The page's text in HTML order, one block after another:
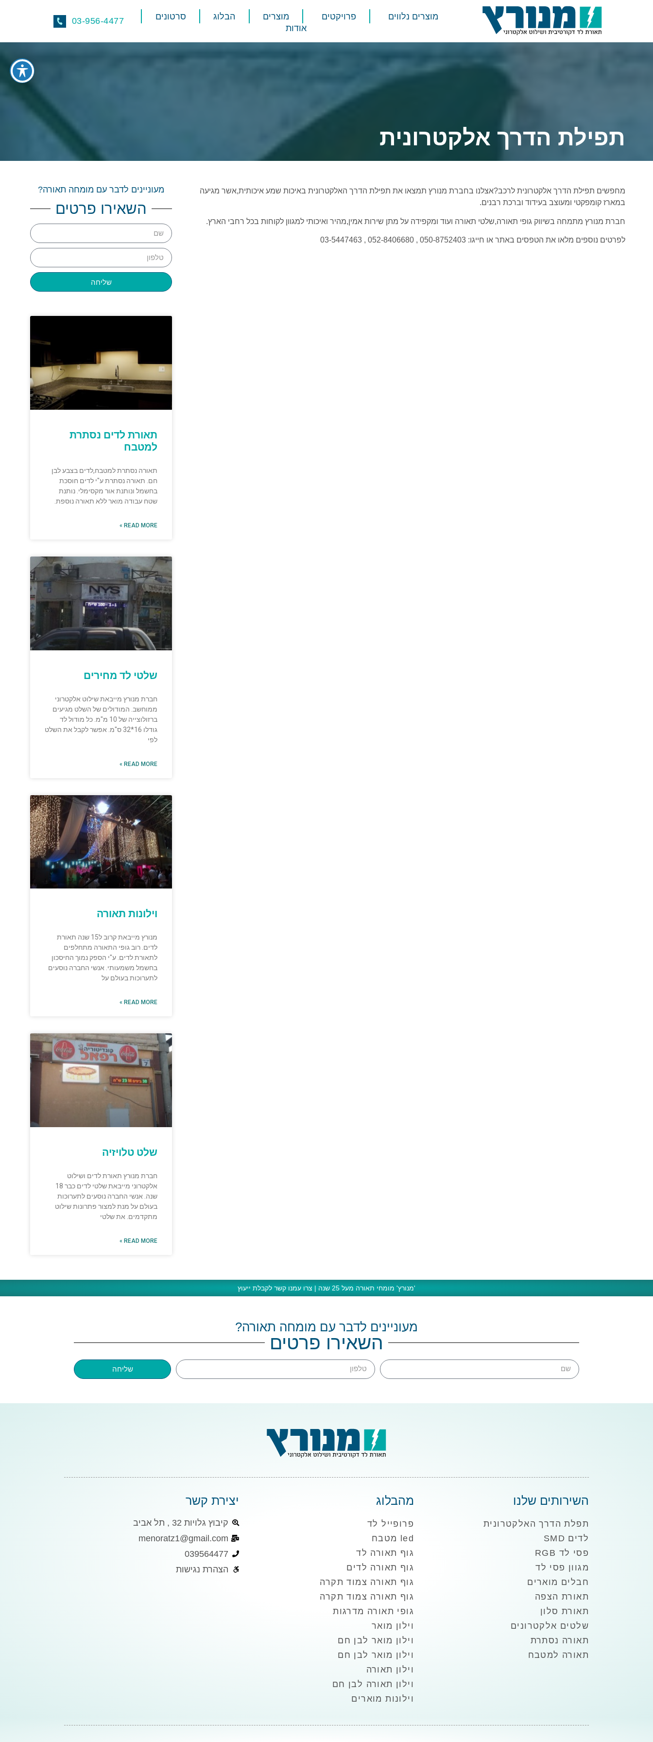
מוצרים נלווים פרויקטים מוצרים הבלוג
סרטונים
אודות
03-956-4477
תפילת הדרך אלקטרונית
מחפשים תפילת הדרך אלקטרונית לרכב?אצלנו בחברת מנורץ תמצאו את תפילת הדרך האלקטרונית באיכות שמע איכותית,אשר מגיעה
במארז קומפקטי ומעוצב בעידוד וברכת רבנים.
חברת מנורץ מתמחה בשיווק גופי תאורה,שלטי תאורה ועוד ומקפידה על מתן שירות אמין,מהיר ואיכותי למגוון לקוחות בכל רחבי הארץ.
לפרטים נוספים מלאו את הטפסים באתר או חייגו: 050-8752403 , 052-8406680 , 03-5447463
מעוניינים לדבר עם מומחה תאורה?
השאירו פרטים
שליחה
תאורת לדים נסתרת
למטבח
תאורה נסתרת למטבח,לדים בצבע לבן
חם. תאורה נסתרת ע"י לדים חוסכת
בחשמל ונותנת אור מקסימלי. נותנת
שטח עבודה מואר ללא תאורה נוספת.
READ MORE »
שלטי לד מחירים
חברת מנורץ מייבאת שילוט אלקטרוני
ממוחשב. המודולים של השלט מגיעים
ברזולוצייה של 10 מ"מ. כל מודול לד
גודלו 16*32 ס"מ. אפשר לקבל את השלט
לפי
READ MORE »
וילונות תאורה
מנורץ מייבאת קרוב ל15 שנה תאורת
לדים. רוב גופי התאורה מתחלפים
לתאורת לדים. ע"י הספק נמוך החיסכון
בחשמל משמעותי. אנשי החברה נוסעים
לתערוכות בעולם על
READ MORE »
שלט טלויזיה
חברת מנורץ תאורת לדים ושילוט
אלקטרוני מייבאת שלטי לדים כבר 18
שנה. אנשי החברה נוסעים לתערוכות
בעולם על מנת למצור פתרונות שילוט
מתקדמים. את שלטי
READ MORE »
'מנורץ' מומחי תאורה מעל 25 שנה | צרו עמנו קשר לקבלת ייעוץ
מעוניינים לדבר עם מומחה תאורה?
השאירו פרטים
שליחה
השירותים שלנו
תפלת הדרך האלקטרונית
לדים SMD
פסי לד RGB
מגוון פסי לד
חבלים מוארים
תאורת הצפה
תאורת סלון
שלטים אלקטרונים
תאורה נסתרת
תאורה למטבח
מהבלוג
פרופייל לד
led מטבח
גוף תאורה לד
גוף תאורה לדים
גוף תאורה צמוד תקרה
גוף תאורה צמוד תקרה
גופי תאורה מדרגות
וילון מואר
וילון מואר לבן חם
וילון מואר לבן חם
וילון תאורה
וילון תאורה לבן חם
וילונות מוארים
יצירת קשר
קיבוץ גלויות 32 , תל אביב
menoratz1@gmail.com
039564477
הצהרת נגישות